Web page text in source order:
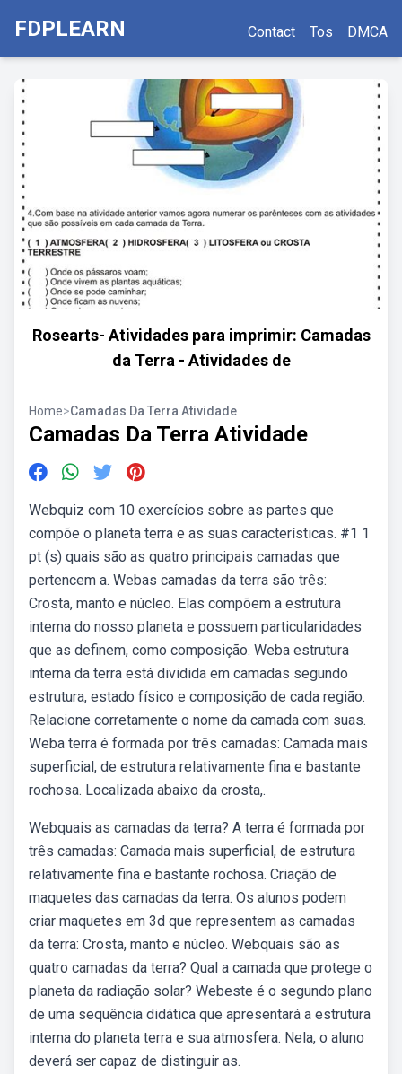
FDPLEARN Contact Tos DMCA
Rosearts- Atividades para imprimir: Camadas
da Terra - Atividades de
Home>Camadas Da Terra Atividade
Camadas Da Terra Atividade
Webquiz com 10 exercícios sobre as partes que
compõe o planeta terra e as suas características. #1 1
pt (s) quais são as quatro principais camadas que
pertencem a. Webas camadas da terra são três:
Crosta, manto e núcleo. Elas compõem a estrutura
interna do nosso planeta e possuem particularidades
que as definem, como composição. Weba estrutura
interna da terra está dividida em camadas segundo
estrutura, estado físico e composição de cada região.
Relacione corretamente o nome da camada com suas.
Weba terra é formada por três camadas: Camada mais
superficial, de estrutura relativamente fina e bastante
rochosa. Localizada abaixo da crosta,.
Webquais as camadas da terra? A terra é formada por
três camadas: Camada mais superficial, de estrutura
relativamente fina e bastante rochosa. Criação de
maquetes das camadas da terra. Os alunos podem
criar maquetes em 3d que representem as camadas
da terra: Crosta, manto e núcleo. Webquais são as
quatro camadas da terra? Qual a camada que protege o
planeta da radiação solar? Webeste é o segundo plano
de uma sequência didática que apresentará a estrutura
interna do planeta terra e sua atmosfera. Nela, o aluno
deverá ser capaz de distinguir as.